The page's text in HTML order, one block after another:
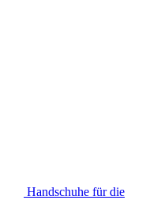
Handschuhe für die